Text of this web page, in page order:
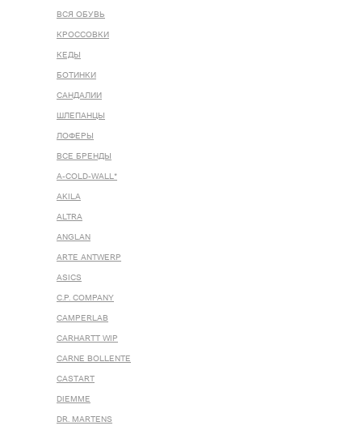
ВСЯ ОБУВЬ
КРОССОВКИ
КЕДЫ
БОТИНКИ
САНДАЛИИ
ШЛЕПАНЦЫ
ЛОФЕРЫ
ВСЕ БРЕНДЫ
A-COLD-WALL*
AKILA
ALTRA
ANGLAN
ARTE ANTWERP
ASICS
C.P. COMPANY
CAMPERLAB
CARHARTT WIP
CARNE BOLLENTE
CASTART
DIEMME
DR. MARTENS